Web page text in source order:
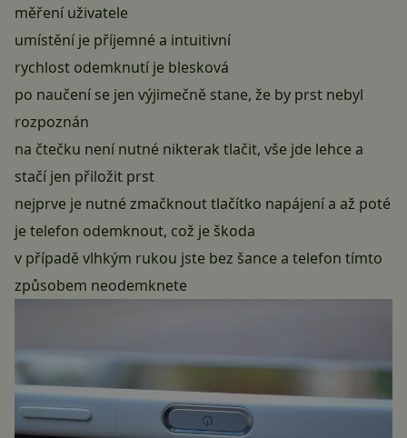
měření uživatele
umístění je příjemné a intuitivní
rychlost odemknutí je blesková
po naučení se jen výjimečně stane, že by prst nebyl
rozpoznán
na čtečku není nutné nikterak tlačit, vše jde lehce a
stačí jen přiložit prst
nejprve je nutné zmačknout tlačítko napájení a až poté
je telefon odemknout, což je škoda
v případě vlhkým rukou jste bez šance a telefon tímto
způsobem neodemknete